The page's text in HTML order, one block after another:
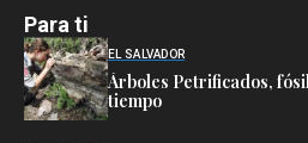
Para ti
EL SALVADOR
Árboles Petrificados,
tiempo